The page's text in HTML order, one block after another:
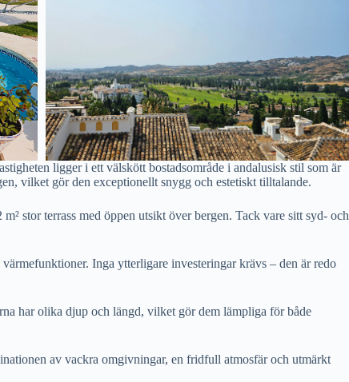
ligger i ett välskött bostadsområde i andalusisk stil som är
vilket gör den exceptionellt snygg och estetiskt tilltalande.
stor terrass med öppen utsikt över bergen. Tack vare sitt syd- och
Inga ytterligare investeringar krävs – den är redo
har olika djup och längd, vilket gör dem lämpliga för både
av vackra omgivningar, en fridfull atmosfär och utmärkt